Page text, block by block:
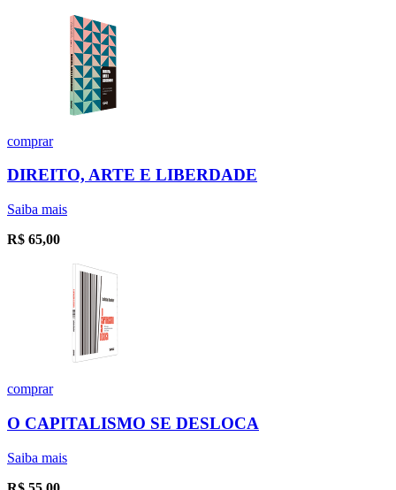
comprar
DIREITO, ARTE E LIBERDADE
Saiba mais
R$ 65,00
comprar
O CAPITALISMO SE DESLOCA
Saiba mais